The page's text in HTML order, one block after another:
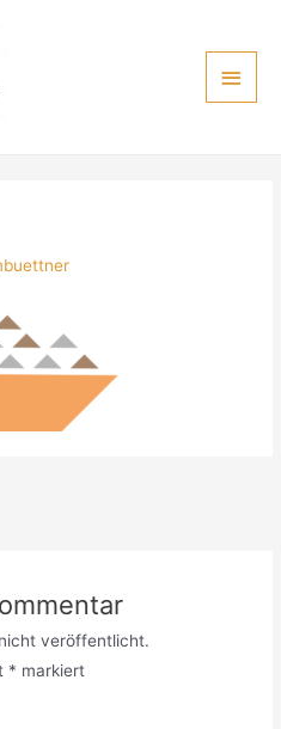
veröffentlicht.
* markiert